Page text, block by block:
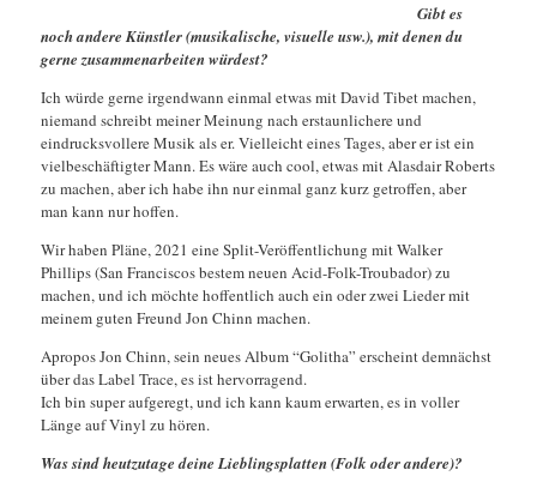
Gibt es
noch andere Künstler (musikalische, visuelle usw.), mit denen du
gerne zusammenarbeiten würdest?
Ich würde gerne irgendwann einmal etwas mit David Tibet machen,
niemand schreibt meiner Meinung nach erstaunlichere und
eindrucksvollere Musik als er. Vielleicht eines Tages, aber er ist ein
vielbeschäftigter Mann. Es wäre auch cool, etwas mit Alasdair Roberts
zu machen, aber ich habe ihn nur einmal ganz kurz getroffen, aber
man kann nur hoffen.
Wir haben Pläne, 2021 eine Split-Veröffentlichung mit Walker
Phillips (San Franciscos bestem neuen Acid-Folk-Troubador) zu
machen, und ich möchte hoffentlich auch ein oder zwei Lieder mit
meinem guten Freund Jon Chinn machen.
Apropos Jon Chinn, sein neues Album “Golitha” erscheint demnächst
über das Label Trace, es ist hervorragend.
Ich bin super aufgeregt, und ich kann kaum erwarten, es in voller
Länge auf Vinyl zu hören.
Was sind heutzutage deine Lieblingsplatten (Folk oder andere)?